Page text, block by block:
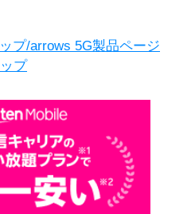
プ/arrows 5G製品ページ
プ